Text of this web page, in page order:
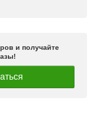
и получайте